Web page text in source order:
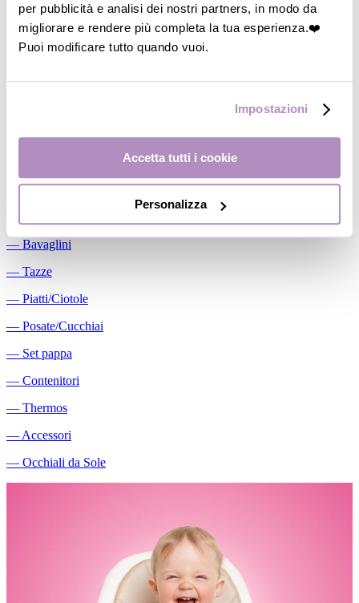
per pubblicità e analisi dei nostri partners, in modo da
migliorare e rendere più completa la tua esperienza.❤️
Puoi modificare tutto quando vuoi.
Impostazioni
Accetta tutti i cookie
Personalizza
―
Tettarelle
―Succhietti
Conservalatte Materno
―Massaggiagengive
― Bavaglini
― Tazze
― Piatti/Ciotole
― Posate/Cucchiai
― Set pappa
― Contenitori
― Thermos
― Accessori
― Occhiali da Sole